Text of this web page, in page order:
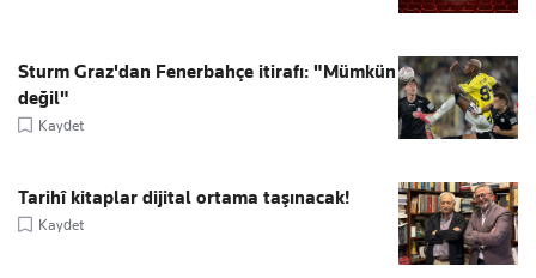
Sturm Graz'dan Fenerbahçe itirafı: "Mümkün
değil"
Kaydet
Tarihî kitaplar dijital ortama taşınacak!
Kaydet